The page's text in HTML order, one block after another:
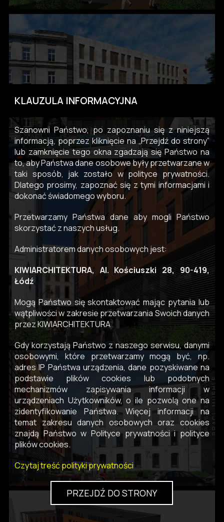
KLAUZULA INFORMACYJNA
Szanowni Państwo, po zapoznaniu się z niniejszą
informacją, poprzez kliknięcie na „Przejdź do strony”
lub zamknięcie tego okna zgadzają się Państwo na
to, aby Państwa dane osobowe były przetwarzane w
taki sposób, jak zostało w polityce prywatności.
Dlatego prosimy, zapoznać się z tymi informacjami i
dokonać świadomego wyboru.
Przetwarzamy Państwa dane aby mogli Państwo
skorzystać z naszych usług.
Administratorem danych osobowych jest:
KIWIARCHITEKTURA, Al. Kościuszki 28, 90-419,
Łódź
Mogą Państwo się skontaktować mając pytania lub
wątpliwości w zakresie przetwarzania Swoich danych
przez KIWIARCHITEKTURA
Gdy korzystają Państwo z naszego serwisu, danymi
osobowymi, które przetwarzamy mogą być, np.
adres IP Państwa urządzenia, dane pozyskiwane na
podstawie plików cookies lub podobnych
mechanizmów zapisywania informacji w
urządzeniach Użytkowników, o ile pozwolą one na
zidentyfikowanie Państwa. Więcej informacji na
temat zakresu danych osobowych oraz cookies
znajdą Państwo w Polityce prywatności i polityce
plików cookies.
Czytaj treść polityki prywatności
PRZEJDŹ DO STRONY